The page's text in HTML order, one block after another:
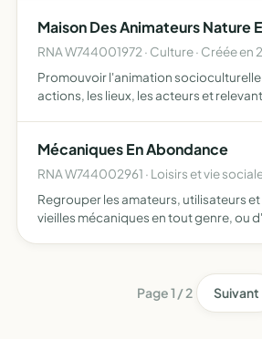
Maison Des Animateurs Nature
RNA W744001972 · Culture · Créée en
Promouvoir l'animation
actions, les lieux, les acteurs et
Mécaniques En Abondance
RNA W744002961 · Loisirs et vie
Regrouper les amateurs, utilisateurs
vieilles mécaniques en tout genre, ou
Page 1 / 2 Suivant